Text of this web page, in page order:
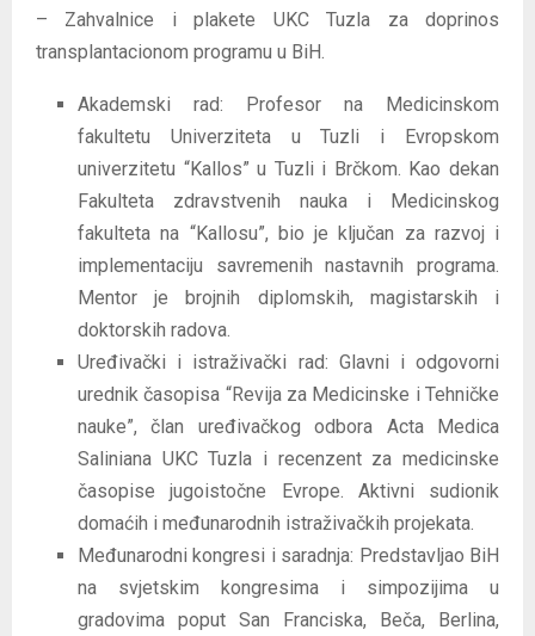
– Zahvalnice i plakete UKC Tuzla za doprinos
transplantacionom programu u BiH.
Akademski rad: Profesor na Medicinskom
fakultetu Univerziteta u Tuzli i Evropskom
univerzitetu “Kallos” u Tuzli i Brčkom. Kao dekan
Fakulteta zdravstvenih nauka i Medicinskog
fakulteta na “Kallosu”, bio je ključan za razvoj i
implementaciju savremenih nastavnih programa.
Mentor je brojnih diplomskih, magistarskih i
doktorskih radova.
Uređivački i istraživački rad: Glavni i odgovorni
urednik časopisa “Revija za Medicinske i Tehničke
nauke”, član uređivačkog odbora Acta Medica
Saliniana UKC Tuzla i recenzent za medicinske
časopise jugoistočne Evrope. Aktivni sudionik
domaćih i međunarodnih istraživačkih projekata.
Međunarodni kongresi i saradnja: Predstavljao BiH
na svjetskim kongresima i simpozijima u
gradovima poput San Franciska, Beča, Berlina,